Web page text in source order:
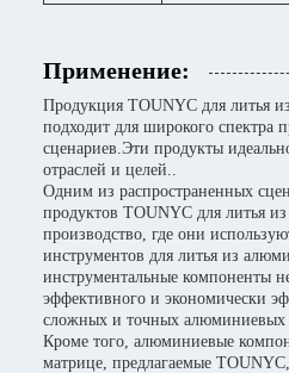
Применение:
Продукция TOUNYC для литья
подходит для широкого спектра
сценариев.Эти продукты
отраслей и целей..
Одним из распространенных
продуктов TOUNYC для литья
производство, где они
инструментов для литья из
инструментальные компоненты
эффективного и экономически
сложных и точных алюминиевых
Кроме того, алюминиевые
матрице, предлагаемые